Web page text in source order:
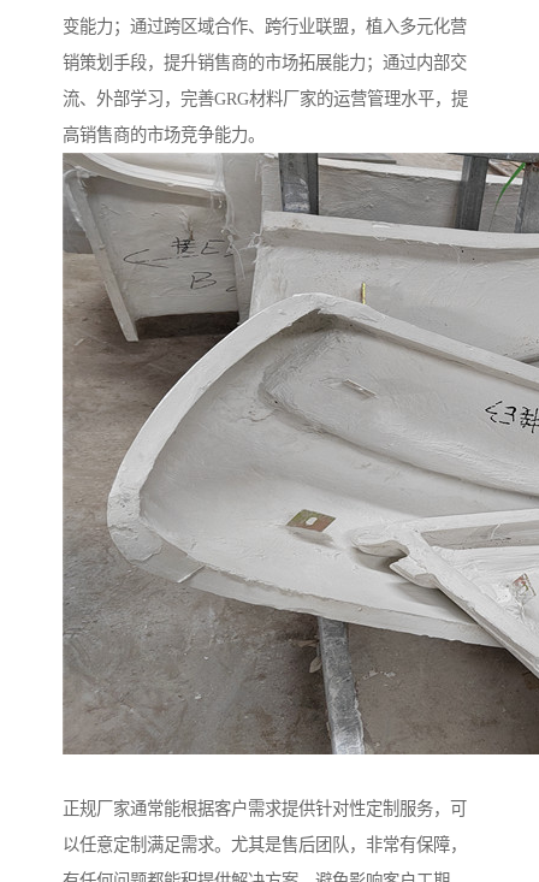
变能力；通过跨区域合作、跨行业联盟，植入多元化营
销策划手段，提升销售商的市场拓展能力；通过内部交
流、外部学习，完善GRG材料厂家的运营管理水平，提
高销售商的市场竞争能力。
正规厂家通常能根据客户需求提供针对性定制服务，可
以任意定制满足需求。尤其是售后团队，非常有保障，